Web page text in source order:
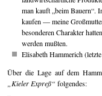
man kauft beim Bauern .
kaufen — meine
besonderen Charakter
werden mußten.
Elisabeth Hammerich
Über die Lage auf dem
Kieler Expreß
folgendes: